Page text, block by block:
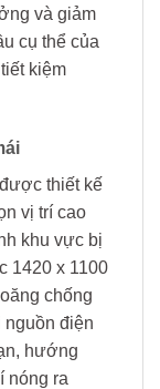
và giảm
cụ thể của
kiệm
thiết kế
vị trí cao
khu vực bị
1420 x 1100
chống
nguồn điện
hướng
nóng ra